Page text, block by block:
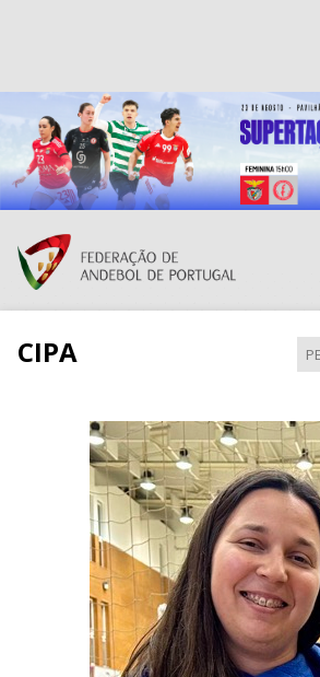
Resultados Andebol
Federação de Andebol de Portugal
Grátis - Disponivel na Play Store
CIPA